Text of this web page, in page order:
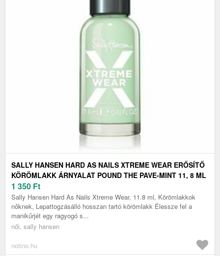
SALLY HANSEN HARD AS NAILS XTREME WEAR ERŐSÍTŐ
KÖRÖMLAKK ÁRNYALAT POUND THE PAVE-MINT 11, 8 ML
1 350 Ft
Sally Hansen Hard As Nails Xtreme Wear, 11.8 ml, Körömlakkok
nőknek, Lepattogzásálló hosszan tartó körömlakk Élessze fel a
manikűrjét egy ragyogó s...
női, sally hansen
notino.hu